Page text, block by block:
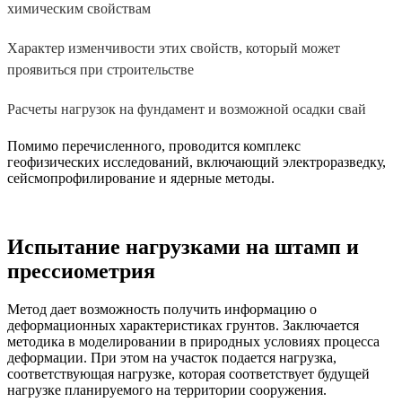
химическим свойствам
Характер изменчивости этих свойств, который может
проявиться при строительстве
Расчеты нагрузок на фундамент и возможной осадки свай
Помимо перечисленного, проводится комплекс
геофизических исследований, включающий электроразведку,
сейсмопрофилирование и ядерные методы.
Испытание нагрузками на штамп и
прессиометрия
Метод дает возможность получить информацию о
деформационных характеристиках грунтов. Заключается
методика в моделировании в природных условиях процесса
деформации. При этом на участок подается нагрузка,
соответствующая нагрузке, которая соответствует будущей
нагрузке планируемого на территории сооружения.